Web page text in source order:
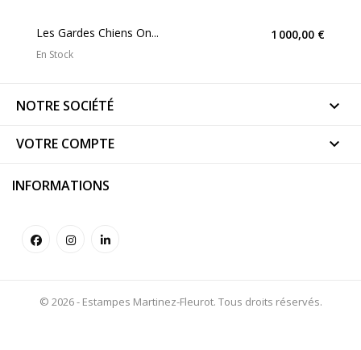
Les Gardes Chiens On... 1 000,00 €
En Stock
NOTRE SOCIÉTÉ 
VOTRE COMPTE 
INFORMATIONS
© 2026 - Estampes Martinez-Fleurot. Tous droits réservés.